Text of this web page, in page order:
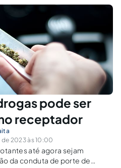
pode ser
receptador
2023 às 10:00
até agora sejam
da conduta de porte de